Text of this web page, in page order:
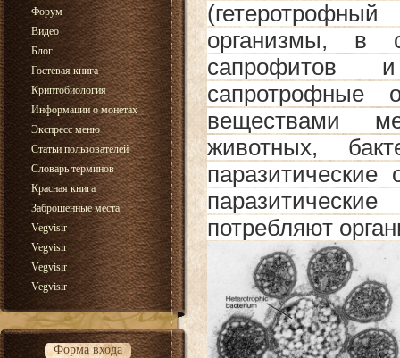
Форум
Видео
Блог
Гостевая книга
Криптобиология
Информации о монетах
Экспресс меню
Статьи пользователей
Словарь терминов
Красная книга
Заброшенные места
Vegvisir
Vegvisir
Vegvisir
Vegvisir
Форма входа
организмы, в
сапрофитов
сапротрофные
веществами
животных,
паразитические
потребляют